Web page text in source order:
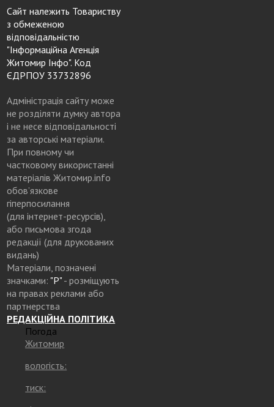
Сайт належить Товариству
з обмеженою
відповідальністю
"Інформаційна Агенція
Житомир Інфо". Код
ЄДРПОУ 33732896
Адміністрація сайту може
не розділяти думку автора
і не несе відповідальності
за авторські матеріали.
При повному чи
частковому використанні
матеріалів Житомир.info
обов’язкове
гіперпосилання
(для інтернет-ресурсів),
або письмова згода
редакції (для друкованих
видань)
Матеріали, позначені
значками: "Р"- розміщують
на правах реклами або
партнерства
РЕДАКЦІЙНА ПОЛІТИКА
Погода
Житомир
вологість:
тиск: